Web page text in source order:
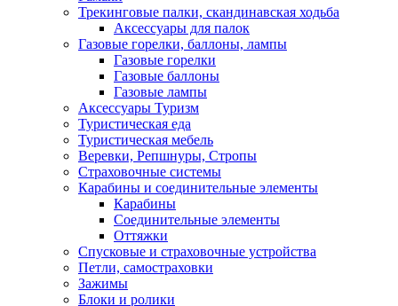
Трекинговые палки, скандинавская ходьба
Аксессуары для палок
Газовые горелки, баллоны, лампы
Газовые горелки
Газовые баллоны
Газовые лампы
Аксессуары Туризм
Туристическая еда
Туристическая мебель
Веревки, Репшнуры, Стропы
Страховочные системы
Карабины и соединительные элементы
Карабины
Соединительные элементы
Оттяжки
Спусковые и страховочные устройства
Петли, самостраховки
Зажимы
Блоки и ролики